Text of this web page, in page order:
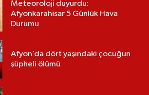
Meteoroloji duyurdu:
Afyonkarahisar 5 Günlük Hava
Durumu
Afyon’da dört yaşındaki çocuğun
şüpheli ölümü